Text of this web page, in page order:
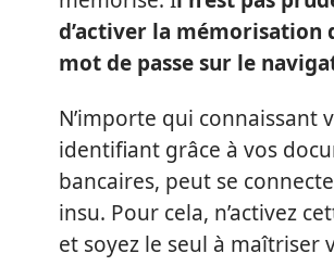
d’activer la mémorisation
mot de passe sur le
N’importe qui connaissant
identifiant grâce à vos
bancaires, peut se
insu. Pour cela, n’activez
et soyez le seul à maîtriser